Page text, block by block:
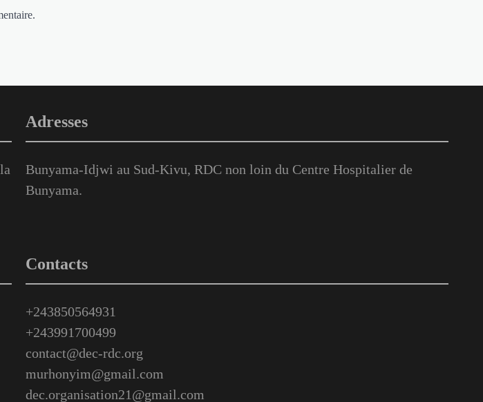
Adresses
Bunyama-Idjwi au Sud-Kivu, RDC non loin du Centre Hospitalier de
Bunyama.
Contacts
+243850564931
+243991700499
contact@dec-rdc.org
murhonyim@gmail.com
dec.organisation21@gmail.com